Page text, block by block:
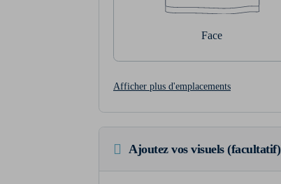
Face
Afficher plus d'emplacements
Ajoutez vos visuels (facultatif)